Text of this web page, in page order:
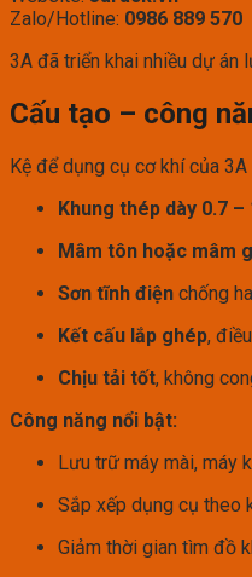
Zalo/Hotline: 0986 889 570
3A đã triển khai nhiều dự án
Cấu tạo – công
Kệ để dụng cụ cơ khí của
Khung thép dày 0.7 –
Mâm tôn hoặc mâm
Sơn tĩnh điện chống
Kết cấu lắp ghép,
Chịu tải tốt, không
Công năng nổi bật:
Lưu trữ máy mài, máy
Sắp xếp dụng cụ theo
Giảm thời gian tìm đồ